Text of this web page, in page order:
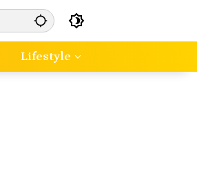
Lifestyle